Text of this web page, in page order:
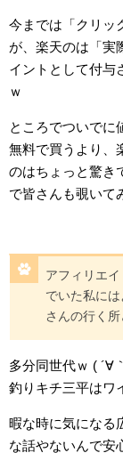
今までは「クリッ
が、楽天のは「実
イントとして付与
ｗ
ところでついでに
無料で買うより、
のはちょっと驚き
で皆さんも覗いて
アフィリエ
でいた私に
さんの行く
多分同世代ｗ ( ´∀
釣りキチ三平はワ
暇な時に気になる
な話やないんで安